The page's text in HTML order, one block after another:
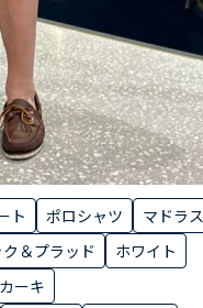
ト ポロシャツ
マドラス
＆プラッド
ホワイト
カーキ